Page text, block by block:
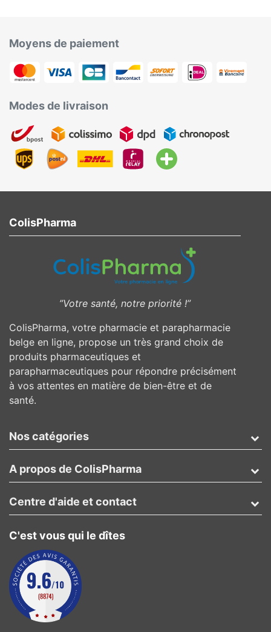
Moyens de paiement
Modes de livraison
ColisPharma
”Votre santé, notre priorité !”
ColisPharma, votre pharmacie et parapharmacie
belge en ligne, propose un très grand choix de
produits pharmaceutiques et
parapharmaceutiques pour répondre précisément
à vos attentes en matière de bien-être et de
santé.
Nos catégories
A propos de ColisPharma
C'est vous qui le dîtes
Centre d'aide et contact